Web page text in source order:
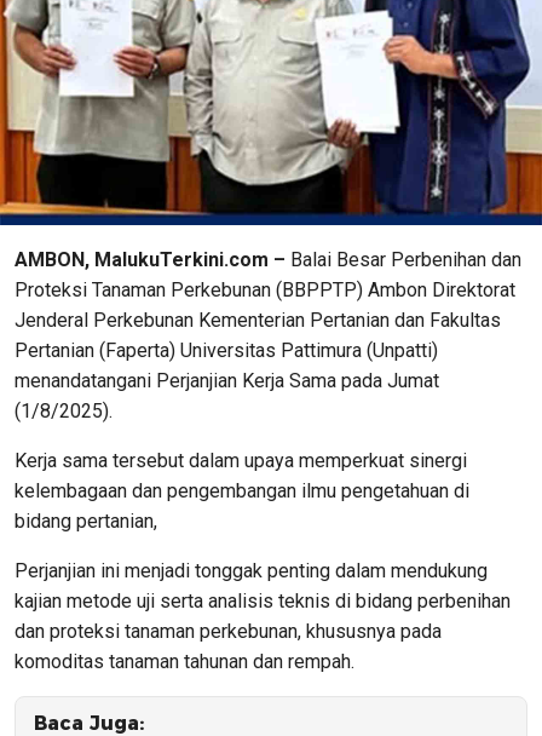
AMBON, MalukuTerkini.com – Balai Besar Perbenihan dan
Proteksi Tanaman Perkebunan (BBPPTP) Ambon Direktorat
Jenderal Perkebunan Kementerian Pertanian dan Fakultas
Pertanian (Faperta) Universitas Pattimura (Unpatti)
menandatangani Perjanjian Kerja Sama pada Jumat
(1/8/2025).
Kerja sama tersebut dalam upaya memperkuat sinergi
kelembagaan dan pengembangan ilmu pengetahuan di
bidang pertanian,
Perjanjian ini menjadi tonggak penting dalam mendukung
kajian metode uji serta analisis teknis di bidang perbenihan
dan proteksi tanaman perkebunan, khususnya pada
komoditas tanaman tahunan dan rempah.
Baca Juga: